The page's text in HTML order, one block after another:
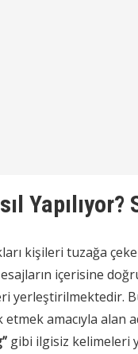
kişileri tuzağa
içerisine
yerleştirilmektedir.
amacıyla alan
gibi ilgisiz kelimeleri